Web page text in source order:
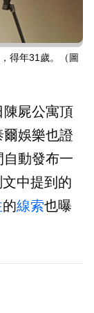
得年31歲。（圖
陳屍公寓頂
娛樂也證
動發布一
中提到的
的線索也曝